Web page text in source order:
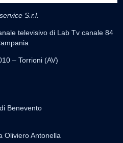
S.r.l.
televisivo di Lab Tv canale 84
– Torrioni (AV)
Benevento
Oliviero Antonella